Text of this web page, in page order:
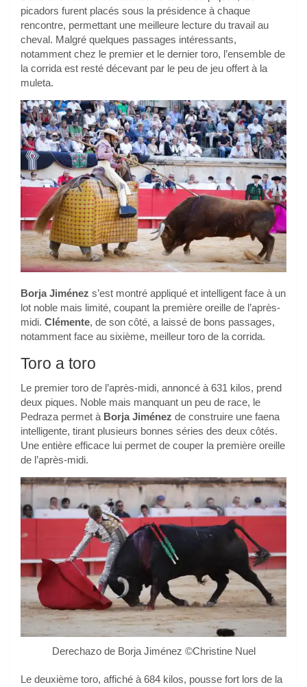
picadors furent placés sous la présidence à chaque
rencontre, permettant une meilleure lecture du travail au
cheval. Malgré quelques passages intéressants,
notamment chez le premier et le dernier toro, l’ensemble de
la corrida est resté décevant par le peu de jeu offert à la
muleta.
Borja Jiménez s’est montré appliqué et intelligent face à un
lot noble mais limité, coupant la première oreille de l’après-
midi. Clémente, de son côté, a laissé de bons passages,
notamment face au sixième, meilleur toro de la corrida.
Toro a toro
Le premier toro de l’après-midi, annoncé à 631 kilos, prend
deux piques. Noble mais manquant un peu de race, le
Pedraza permet à Borja Jiménez de construire une faena
intelligente, tirant plusieurs bonnes séries des deux côtés.
Une entière efficace lui permet de couper la première oreille
de l’après-midi.
Derechazo de Borja Jiménez ©Christine Nuel
Le deuxième toro, affiché à 684 kilos, pousse fort lors de la